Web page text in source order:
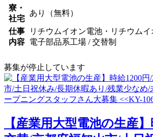
寮・
社宅
あり（無料）
仕事
内容
リチウムイオン電池・リチウム
電子部品系工場 / 交替制
募集が停止しています
【産業用大型電池の生産